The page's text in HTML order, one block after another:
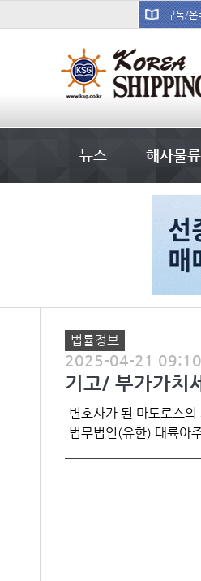
구독/온
뉴스 해사물
법률정보
2025-04-21 09:10
기고/ 부가가치
변호사가 된 마도로스
법무법인(유한) 대륙아